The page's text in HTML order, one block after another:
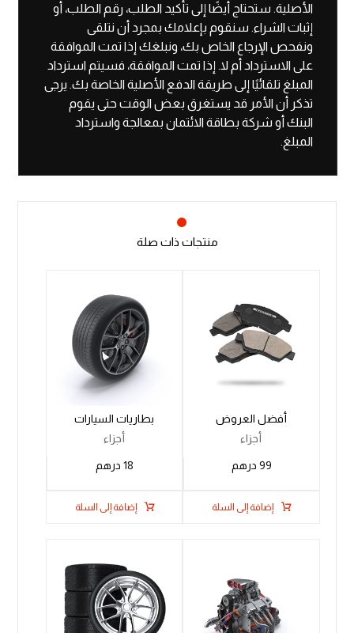
الأصلية. ستحتاج أيضًا إلى تأكيد الطلب، رقم الطلب، أو
إثبات الشراء. سنقوم بإعلامك بمجرد أن نتلقى
ونفحص الإرجاع الخاص بك، ونبلغك إذا تمت الموافقة
على الاسترداد أم لا. إذا تمت الموافقة، فسيتم استرداد
المبلغ تلقائيًا إلى طريقة الدفع الأصلية الخاصة بك. يرجى
تذكر أن الأمر قد يستغرق بعض الوقت حتى يقوم
البنك أو شركة بطاقة الائتمان بمعالجة واسترداد
المبلغ.
منتجات ذات صلة
أفضل العروض
أجزاء
99 درهم
إضافة إلى السلة
بطاريات السيارات
أجزاء
18 درهم
إضافة إلى السلة